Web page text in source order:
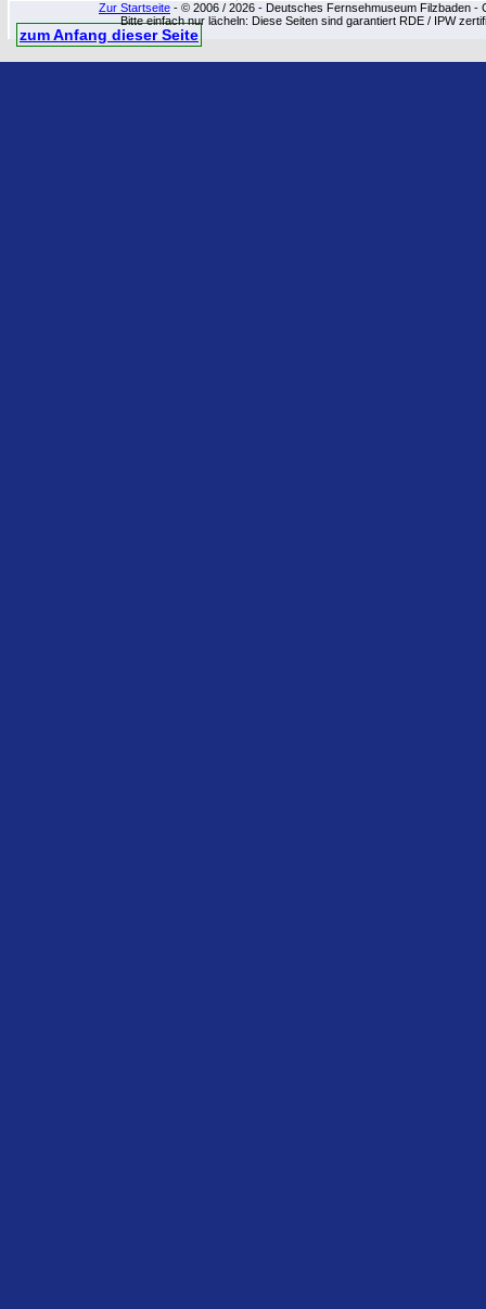
Zur Startseite - © 2006 / 2026 - Deutsches Fernsehmuseum Filzbaden -
Bitte einfach nur lächeln: Diese Seiten sind garantiert RDE / IPW
zum Anfang dieser Seite